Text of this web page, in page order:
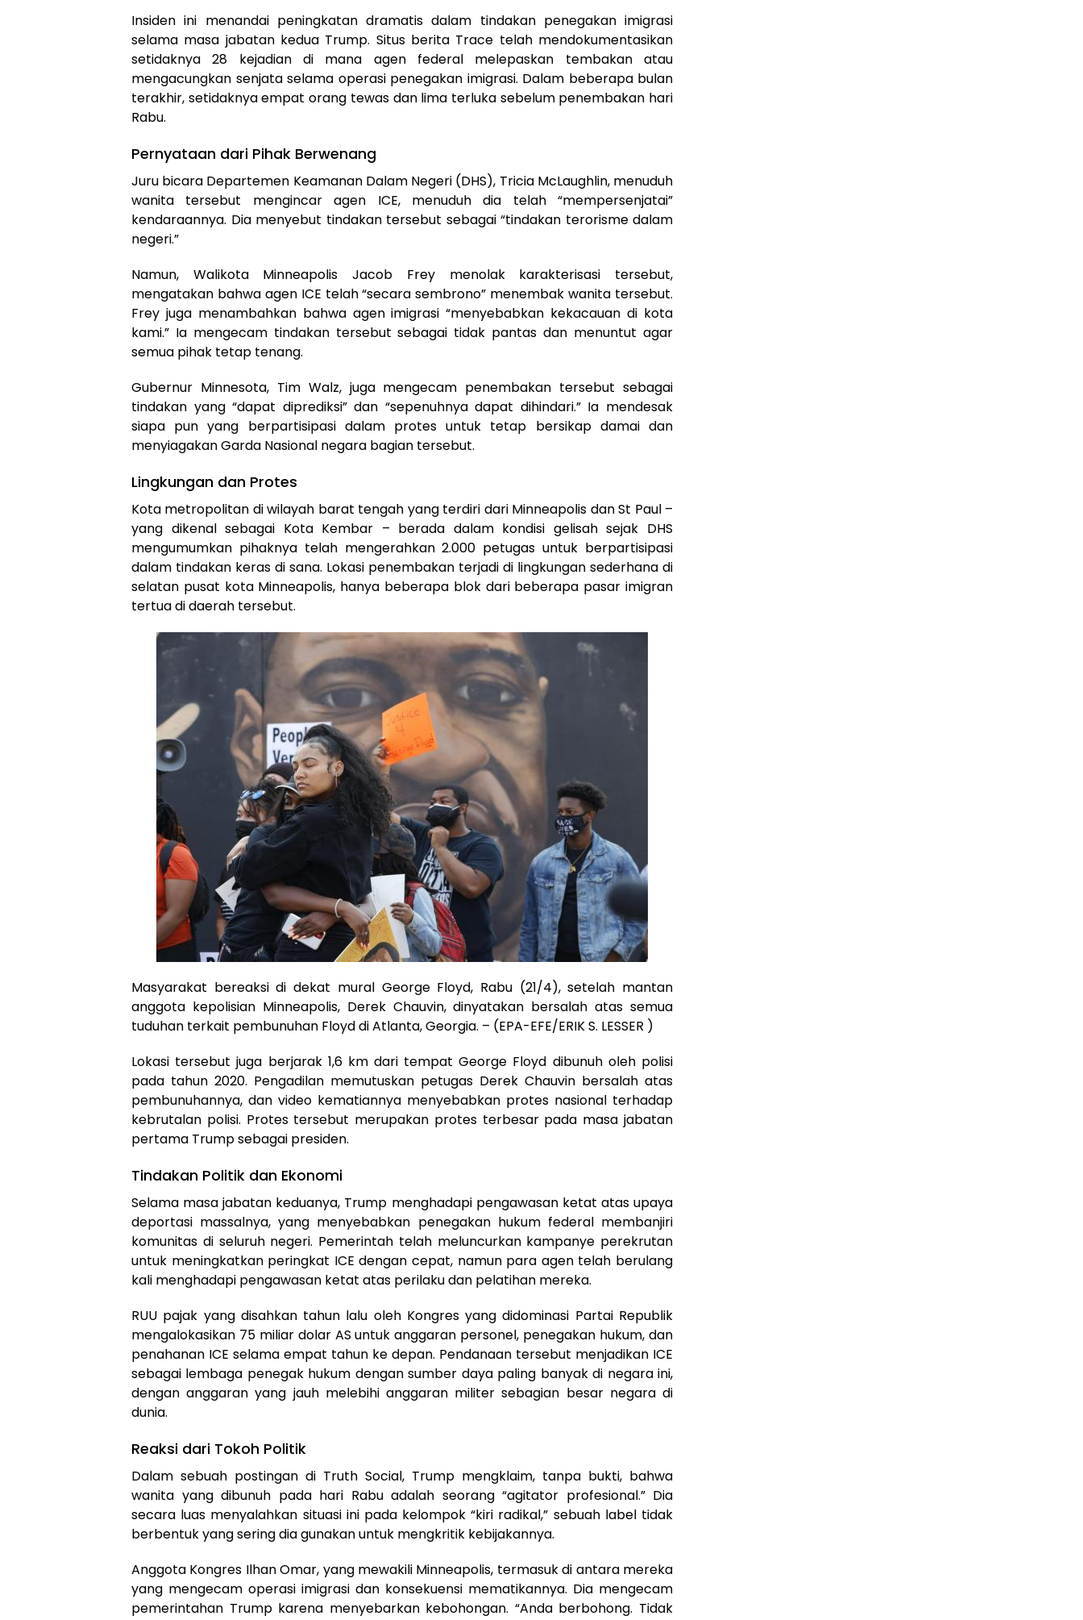
Insiden ini menandai peningkatan dramatis dalam tindakan penegakan imigrasi
selama masa jabatan kedua Trump. Situs berita Trace telah mendokumentasikan
setidaknya 28 kejadian di mana agen federal melepaskan tembakan atau
mengacungkan senjata selama operasi penegakan imigrasi. Dalam beberapa bulan
terakhir, setidaknya empat orang tewas dan lima terluka sebelum penembakan hari
Rabu.
Pernyataan dari Pihak Berwenang
Juru bicara Departemen Keamanan Dalam Negeri (DHS), Tricia McLaughlin, menuduh
wanita tersebut mengincar agen ICE, menuduh dia telah “mempersenjatai”
kendaraannya. Dia menyebut tindakan tersebut sebagai “tindakan terorisme dalam
negeri.”
Namun, Walikota Minneapolis Jacob Frey menolak karakterisasi tersebut,
mengatakan bahwa agen ICE telah “secara sembrono” menembak wanita tersebut.
Frey juga menambahkan bahwa agen imigrasi “menyebabkan kekacauan di kota
kami.” Ia mengecam tindakan tersebut sebagai tidak pantas dan menuntut agar
semua pihak tetap tenang.
Gubernur Minnesota, Tim Walz, juga mengecam penembakan tersebut sebagai
tindakan yang “dapat diprediksi” dan “sepenuhnya dapat dihindari.” Ia mendesak
siapa pun yang berpartisipasi dalam protes untuk tetap bersikap damai dan
menyiagakan Garda Nasional negara bagian tersebut.
Lingkungan dan Protes
Kota metropolitan di wilayah barat tengah yang terdiri dari Minneapolis dan St Paul –
yang dikenal sebagai Kota Kembar – berada dalam kondisi gelisah sejak DHS
mengumumkan pihaknya telah mengerahkan 2.000 petugas untuk berpartisipasi
dalam tindakan keras di sana. Lokasi penembakan terjadi di lingkungan sederhana di
selatan pusat kota Minneapolis, hanya beberapa blok dari beberapa pasar imigran
tertua di daerah tersebut.
Masyarakat bereaksi di dekat mural George Floyd, Rabu (21/4), setelah mantan
anggota kepolisian Minneapolis, Derek Chauvin, dinyatakan bersalah atas semua
tuduhan terkait pembunuhan Floyd di Atlanta, Georgia. – (EPA-EFE/ERIK S. LESSER )
Lokasi tersebut juga berjarak 1,6 km dari tempat George Floyd dibunuh oleh polisi
pada tahun 2020. Pengadilan memutuskan petugas Derek Chauvin bersalah atas
pembunuhannya, dan video kematiannya menyebabkan protes nasional terhadap
kebrutalan polisi. Protes tersebut merupakan protes terbesar pada masa jabatan
pertama Trump sebagai presiden.
Tindakan Politik dan Ekonomi
Selama masa jabatan keduanya, Trump menghadapi pengawasan ketat atas upaya
deportasi massalnya, yang menyebabkan penegakan hukum federal membanjiri
komunitas di seluruh negeri. Pemerintah telah meluncurkan kampanye perekrutan
untuk meningkatkan peringkat ICE dengan cepat, namun para agen telah berulang
kali menghadapi pengawasan ketat atas perilaku dan pelatihan mereka.
RUU pajak yang disahkan tahun lalu oleh Kongres yang didominasi Partai Republik
mengalokasikan 75 miliar dolar AS untuk anggaran personel, penegakan hukum, dan
penahanan ICE selama empat tahun ke depan. Pendanaan tersebut menjadikan ICE
sebagai lembaga penegak hukum dengan sumber daya paling banyak di negara ini,
dengan anggaran yang jauh melebihi anggaran militer sebagian besar negara di
dunia.
Reaksi dari Tokoh Politik
Dalam sebuah postingan di Truth Social, Trump mengklaim, tanpa bukti, bahwa
wanita yang dibunuh pada hari Rabu adalah seorang “agitator profesional.” Dia
secara luas menyalahkan situasi ini pada kelompok “kiri radikal,” sebuah label tidak
berbentuk yang sering dia gunakan untuk mengkritik kebijakannya.
Anggota Kongres Ilhan Omar, yang mewakili Minneapolis, termasuk di antara mereka
yang mengecam operasi imigrasi dan konsekuensi mematikannya. Dia mengecam
pemerintahan Trump karena menyebarkan kebohongan. “Anda berbohong. Tidak